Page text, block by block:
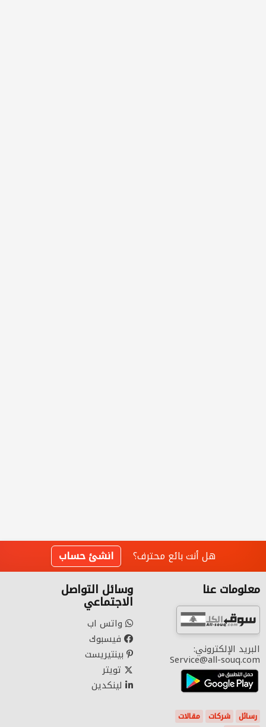
هل أنت بائع محترف؟ انشئ حساب
معلومات عنا
البريد الإلكتروني:
Service@all-souq.com
رسائل شركات
مقالات
وسائل التواصل
الاجتماعي
واتس اب
فيسبوك
بينتيريست
تويتر
لينكدين